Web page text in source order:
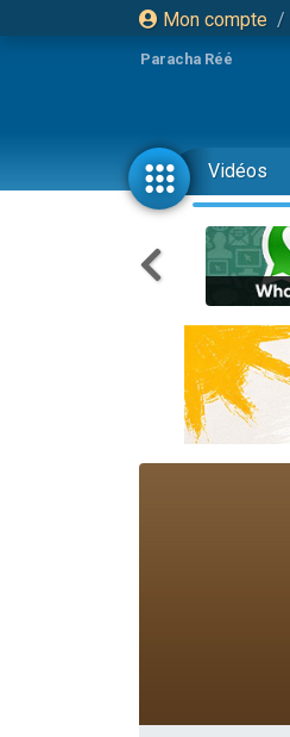
Mon compte /
Paracha Réé
Vidéos